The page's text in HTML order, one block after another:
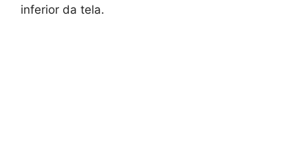
inferior da tela.